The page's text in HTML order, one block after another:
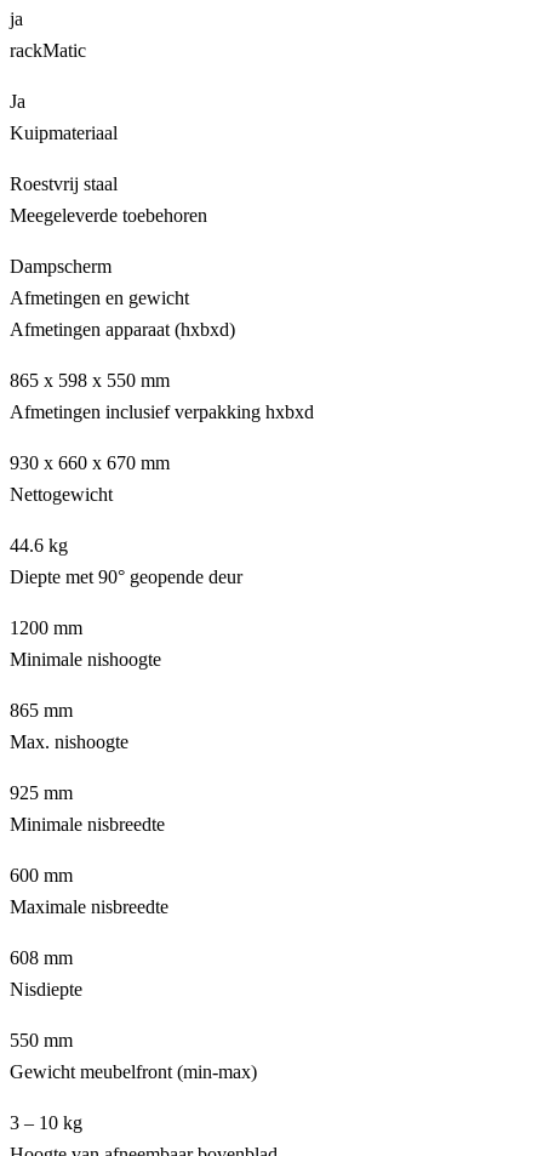
ja
rackMatic
Ja
Kuipmateriaal
Roestvrij staal
Meegeleverde toebehoren
Dampscherm
Afmetingen en gewicht
Afmetingen apparaat (hxbxd)
865 x 598 x 550 mm
Afmetingen inclusief verpakking hxbxd
930 x 660 x 670 mm
Nettogewicht
44.6 kg
Diepte met 90° geopende deur
1200 mm
Minimale nishoogte
865 mm
Max. nishoogte
925 mm
Minimale nisbreedte
600 mm
Maximale nisbreedte
608 mm
Nisdiepte
550 mm
Gewicht meubelfront (min-max)
3 – 10 kg